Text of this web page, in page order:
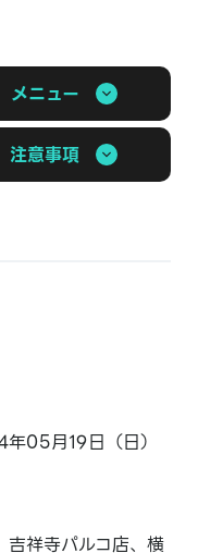
メニュー
注意事項
05月19日（日）
祥寺パルコ店、横